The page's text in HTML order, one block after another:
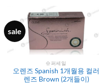
sale
슈퍼세일
오렌즈 Spanish 1개월용 컬러
렌즈 Brown (2개들이)